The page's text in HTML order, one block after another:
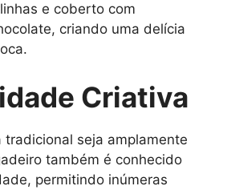
e coberto com
criando uma delícia
Criativa
tradicional seja amplamente
também é conhecido
permitindo inúmeras